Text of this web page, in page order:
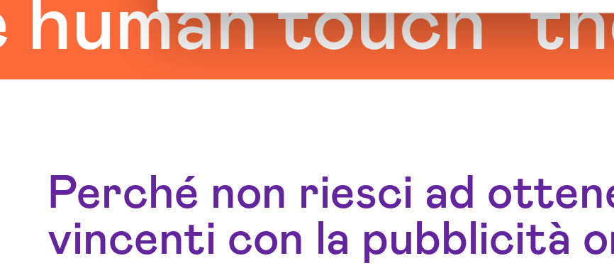
touch the
Perché non riesci ad
vincenti con la pubblicità